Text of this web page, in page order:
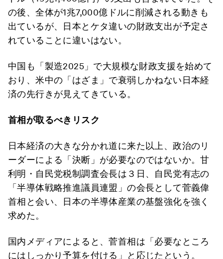
の後、全体が1兆7,000億ドルに削減される動きも
出ているが、日本とケタ違いの財政支出が予定さ
れていることに違いはない。
中国も「製造2025」で大規模な財政支援を始めて
おり、米中の「はざま」で衰弱しかねない日本経
済の先行きが見えてきている。
首相が取るべきリスク
日本経済の大きな分かれ道に来た以上、政治のリ
ーダーによる「決断」が必要なのではないか。甘
利明・自民党税制調査会長は３日、自民党有志の
「半導体戦略推進議員連盟」の会長として菅義偉
首相と会い、日本の半導体産業の基盤強化を強く
求めた。
国内メディアによると、菅首相は「必要なところ
にはしっかり予算を付ける」と応じたという。